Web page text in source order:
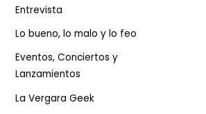
Entrevista
Lo bueno, lo malo y lo feo
Eventos, Conciertos y
Lanzamientos
La Vergara Geek